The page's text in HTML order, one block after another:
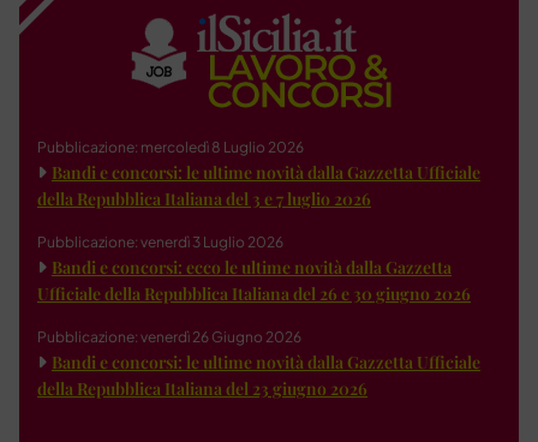
Pubblicazione: mercoledì 8 Luglio 2026
Bandi e concorsi: le ultime novità dalla Gazzetta Ufficiale
della Repubblica Italiana del 3 e 7 luglio 2026
Pubblicazione: venerdì 3 Luglio 2026
Bandi e concorsi: ecco le ultime novità dalla Gazzetta
Ufficiale della Repubblica Italiana del 26 e 30 giugno 2026
Pubblicazione: venerdì 26 Giugno 2026
Bandi e concorsi: le ultime novità dalla Gazzetta Ufficiale
della Repubblica Italiana del 23 giugno 2026